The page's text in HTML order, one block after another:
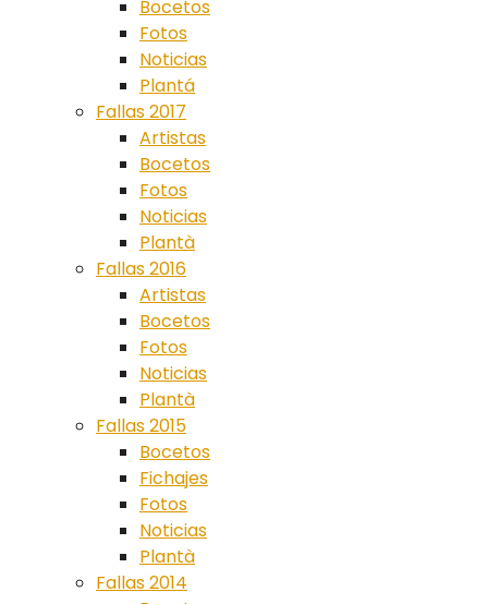
Bocetos
Fotos
Noticias
Plantá
Fallas 2017
Artistas
Bocetos
Fotos
Noticias
Plantà
Fallas 2016
Artistas
Bocetos
Fotos
Noticias
Plantà
Fallas 2015
Bocetos
Fichajes
Fotos
Noticias
Plantà
Fallas 2014